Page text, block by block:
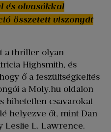
és olvasókkal
összetett viszonyát
a thriller olyan
Highsmith, és
ő a feszültségkeltés
a Moly.hu oldalon
hihetetlen csavarokat
helyezve őt, mint Dan
Leslie L. Lawrence.